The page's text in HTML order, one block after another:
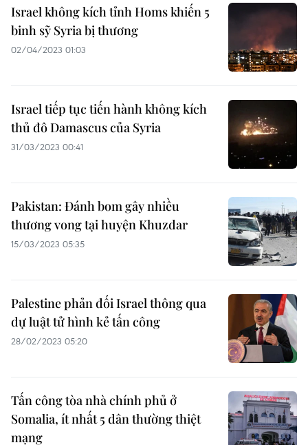
Israel không kích tỉnh Homs khiến 5
binh sỹ Syria bị thương
02/04/2023 01:03
Israel tiếp tục tiến hành không kích
thủ đô Damascus của Syria
31/03/2023 00:41
Pakistan: Đánh bom gây nhiều
thương vong tại huyện Khuzdar
15/03/2023 05:35
Palestine phản đối Israel thông qua
dự luật tử hình kẻ tấn công
28/02/2023 05:20
Tấn công tòa nhà chính phủ ở
Somalia, ít nhất 5 dân thường thiệt
mạng